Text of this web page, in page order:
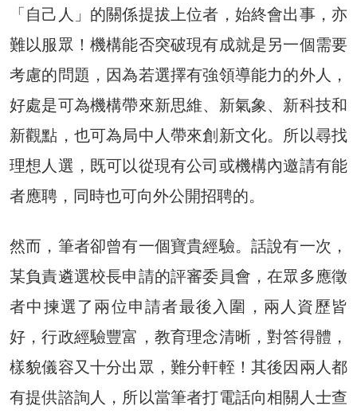
「自己人」的關係提拔上位者，始終會出事，亦
難以服眾！機構能否突破現有成就是另一個需要
考慮的問題，因為若選擇有強領導能力的外人，
好處是可為機構帶來新思維、新氣象、新科技和
新觀點，也可為局中人帶來創新文化。所以尋找
理想人選，既可以從現有公司或機構內邀請有能
者應聘，同時也可向外公開招聘的。
然而，筆者卻曾有一個寶貴經驗。話說有一次，
某負責遴選校長申請的評審委員會，在眾多應徵
者中揀選了兩位申請者最後入圍，兩人資歷皆
好，行政經驗豐富，教育理念清晰，對答得體，
樣貌儀容又十分出眾，難分軒輊！其後因兩人都
有提供諮詢人，所以當筆者打電話向相關人士查